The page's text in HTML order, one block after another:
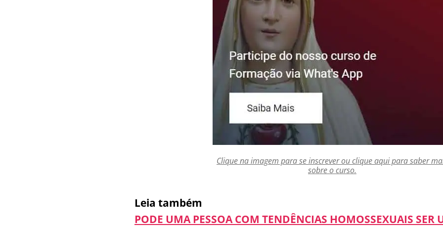
Clique na imagem para se inscrever ou clique aqui para saber
sobre o curso.
Leia também
PODE UMA PESSOA COM TENDÊNCIAS HOMOSSEXUAIS SER